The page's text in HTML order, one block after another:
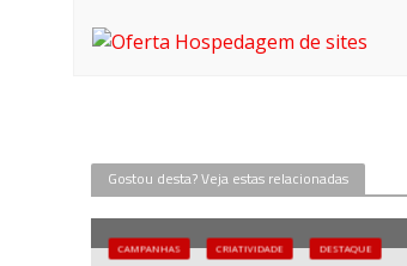
Gostou desta? Veja estas relacionadas
CAMPANHAS CRIATIVIDADE DESTAQUE